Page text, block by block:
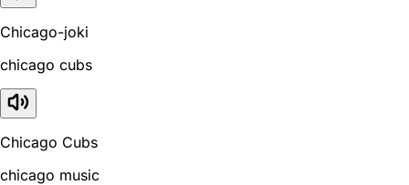
Chicago-joki
chicago cubs
Chicago Cubs
chicago music